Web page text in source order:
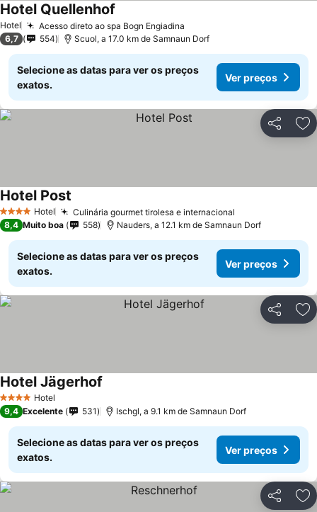
Hotel Acesso direto ao spa Bogn Engiadina
Hotel Quellenhof
6,7 554 Scuol, a 17.0 km de Samnaun Dorf
Selecione as datas para ver os preços
exatos.
Ver preços
Partilhar
4 EstrelasHotel Culinária gourmet tirolesa e internacional
Hotel Post
8,4 Muito boa 558 Nauders, a 12.1 km de Samnaun Dorf
Selecione as datas para ver os preços
exatos.
Ver preços
Partilhar
4 EstrelasHotel
Hotel Jägerhof
9,4 Excelente 531 Ischgl, a 9.1 km de Samnaun Dorf
Selecione as datas para ver os preços
exatos.
Ver preços
Partilhar